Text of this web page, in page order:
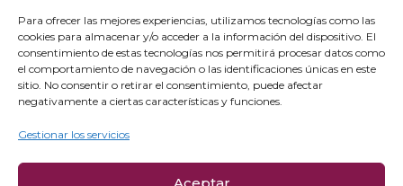
Para ofrecer las mejores experiencias, utilizamos tecnologías como las
cookies para almacenar y/o acceder a la información del dispositivo. El
consentimiento de estas tecnologías nos permitirá procesar datos como
el comportamiento de navegación o las identificaciones únicas en este
sitio. No consentir o retirar el consentimiento, puede afectar
negativamente a ciertas características y funciones.
Gestionar los servicios
Aceptar
Agenda cultural
Preguntas frecuentes
Grupos privados
Política de privacidad